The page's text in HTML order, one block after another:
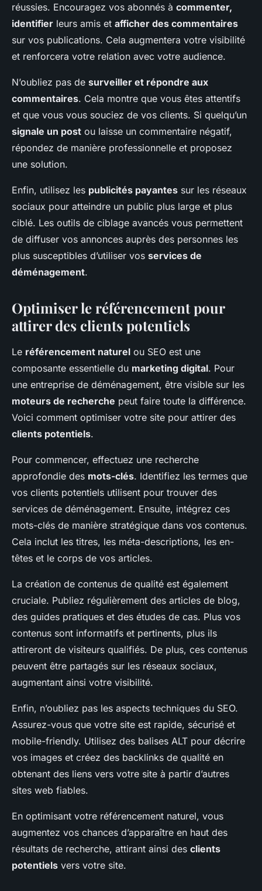
réussies. Encouragez vos abonnés à commenter,
identifier leurs amis et afficher des commentaires
sur vos publications. Cela augmentera votre visibilité
et renforcera votre relation avec votre audience.
N’oubliez pas de surveiller et répondre aux
commentaires. Cela montre que vous êtes attentifs
et que vous vous souciez de vos clients. Si quelqu’un
signale un post ou laisse un commentaire négatif,
répondez de manière professionnelle et proposez
une solution.
Enfin, utilisez les publicités payantes sur les réseaux
sociaux pour atteindre un public plus large et plus
ciblé. Les outils de ciblage avancés vous permettent
de diffuser vos annonces auprès des personnes les
plus susceptibles d’utiliser vos services de
déménagement.
Optimiser le référencement pour
attirer des clients potentiels
Le référencement naturel ou SEO est une
composante essentielle du marketing digital. Pour
une entreprise de déménagement, être visible sur les
moteurs de recherche peut faire toute la différence.
Voici comment optimiser votre site pour attirer des
clients potentiels.
Pour commencer, effectuez une recherche
approfondie des mots-clés. Identifiez les termes que
vos clients potentiels utilisent pour trouver des
services de déménagement. Ensuite, intégrez ces
mots-clés de manière stratégique dans vos contenus.
Cela inclut les titres, les méta-descriptions, les en-
têtes et le corps de vos articles.
La création de contenus de qualité est également
cruciale. Publiez régulièrement des articles de blog,
des guides pratiques et des études de cas. Plus vos
contenus sont informatifs et pertinents, plus ils
attireront de visiteurs qualifiés. De plus, ces contenus
peuvent être partagés sur les réseaux sociaux,
augmentant ainsi votre visibilité.
Enfin, n’oubliez pas les aspects techniques du SEO.
Assurez-vous que votre site est rapide, sécurisé et
mobile-friendly. Utilisez des balises ALT pour décrire
vos images et créez des backlinks de qualité en
obtenant des liens vers votre site à partir d’autres
sites web fiables.
En optimisant votre référencement naturel, vous
augmentez vos chances d’apparaître en haut des
résultats de recherche, attirant ainsi des clients
potentiels vers votre site.